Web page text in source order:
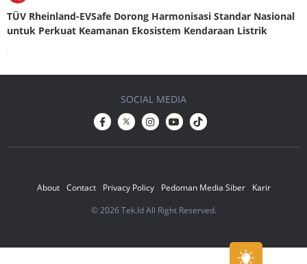
TÜV Rheinland-EVSafe Dorong Harmonisasi Standar Nasional
untuk Perkuat Keamanan Ekosistem Kendaraan Listrik
.
About Contact Privacy Policy Pedoman Media Siber
Karir
© 2026 Tek.Id All Right Reserved.
SOCIAL MEDIA